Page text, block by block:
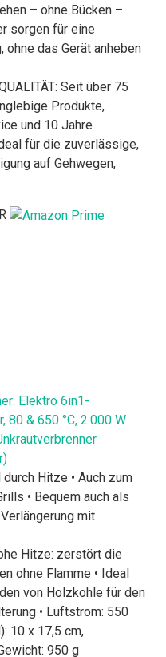
– ohne Bücken –
sorgen für eine
ohne das Gerät anheben
Seit über 75
Produkte,
und 10 Jahre
für die zuverlässige,
auf Gehwegen,
Elektro 6in1-
80 & 650 °C, 2.000 W
Hitze • Auch zum
• Bequem auch als
mit
Hitze: zerstört die
ohne Flamme • Ideal
von Holzkohle für den
• Luftstrom: 550
10 x 17,5 cm,
950 g